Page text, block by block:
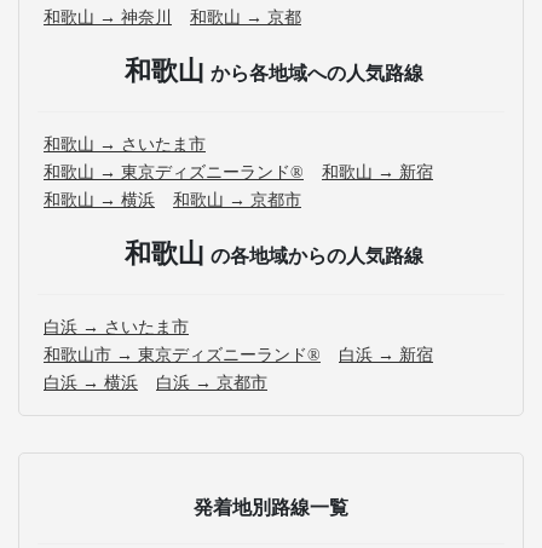
和歌山 → 神奈川
和歌山 → 京都
和歌山 から各地域への人気路線
和歌山 → さいたま市
和歌山 → 東京ディズニーランド®
和歌山 → 新宿
和歌山 → 横浜
和歌山 → 京都市
和歌山 の各地域からの人気路線
白浜 → さいたま市
和歌山市 → 東京ディズニーランド®
白浜 → 新宿
白浜 → 横浜
白浜 → 京都市
発着地別路線一覧